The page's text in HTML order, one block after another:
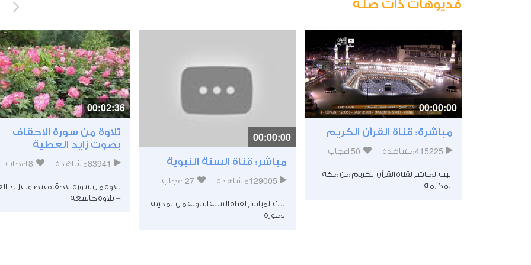
فديوهات ذات صلة
00:00:00
مباشرة: قناة القرآن الكريم
415225مشاهدة 50 اعجاب
البث المباشر لقناة القرآن الكريم من مكة
المكرمة
00:00:00
مباشر: قناة السنة النبوية
129005مشاهدة 27 اعجاب
البث المباشر لقناة السنة النبوية من المدينة
المنورة
00:02:36
تلاوة من سورة الاحقاف
بصوت زايد العطية
83941مشاهدة 8 اعجاب
تلاوة من سورة الاحقاف بصوت زايد
- تلاوة خاشعة